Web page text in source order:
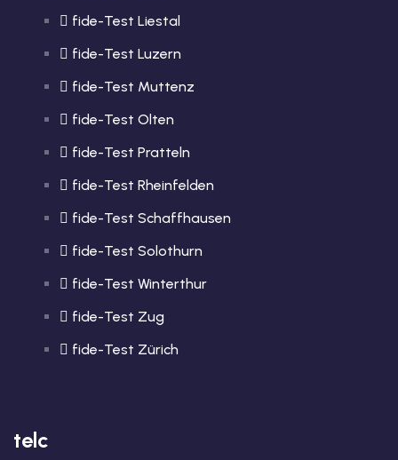
fide-Test Liestal
fide-Test Luzern
fide-Test Muttenz
fide-Test Olten
fide-Test Pratteln
fide-Test Rheinfelden
fide-Test Schaffhausen
fide-Test Solothurn
fide-Test Winterthur
fide-Test Zug
fide-Test Zürich
telc